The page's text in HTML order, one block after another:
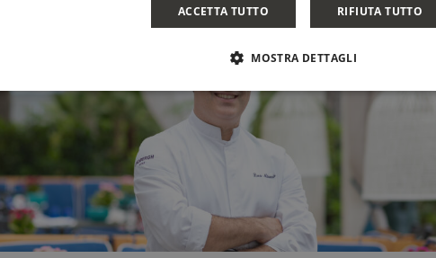
ACCETTA TUTTO RIFIUTA TUTTO
MOSTRA DETTAGLI